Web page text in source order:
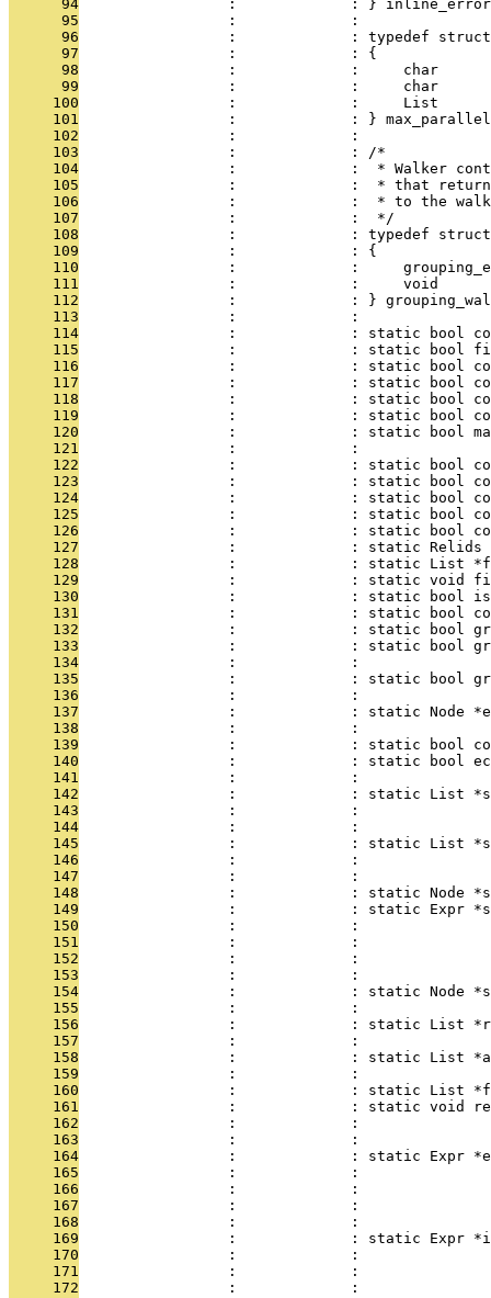
      94
:             : }
      95
                 :             :
      96
                 :             : typedef struct
      97
                 :             : {
      98
:             :     char
      99
:             :     char
     100
:             :     List
     101
:             : }
     102
                 :             :
     103
                 :             : /*
     104
:             :  * Walker
     105
:             :  * that
     106
:             :  * to the
     107
                 :             :  */
     108
                 :             : typedef struct
     109
                 :             : {
     110
:             :
     111
:             :     void
     112
:             : }
     113
                 :             :
     114
:             : static bool
     115
:             : static bool
     116
:             : static bool
     117
:             : static bool
     118
:             : static bool
     119
:             : static bool
     120
:             : static bool
     121
:             :
     122
:             : static bool
     123
:             : static bool
     124
:             : static bool
     125
:             : static bool
     126
:             : static bool
     127
:             : static
     128
:             : static List
     129
:             : static void
     130
:             : static bool
     131
:             : static bool
     132
:             : static bool
     133
:             : static bool
     134
:             :
     135
:             : static bool
     136
:             :
     137
:             : static Node
     138
:             :
     139
:             : static bool
     140
:             : static bool
     141
:             :
     142
:             : static List
     143
:             :
     144
:             :
     145
:             : static List
     146
:             :
     147
:             :
     148
:             : static Node
     149
:             : static Expr
     150
:             :
     151
:             :
     152
:             :
     153
:             :
     154
:             : static Node
     155
:             :
     156
:             : static List
     157
:             :
     158
:             : static List
     159
:             :
     160
:             : static List
     161
:             : static void
     162
:             :
     163
:             :
     164
:             : static Expr
     165
:             :
     166
:             :
     167
:             :
     168
:             :
     169
:             : static Expr
     170
:             :
     171
:             :
     172
:             :